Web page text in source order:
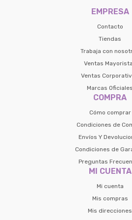
EMPRESA
Contacto
Tiendas
Trabaja con
Ventas
Ventas
Marcas Oficiales
COMPRA
Cómo comprar
Condiciones de
Envíos Y
Condiciones de
Preguntas
MI CUENTA
Mi cuenta
Mis compras
Mis direcciones
Continuar
Volver al
Seleccioná Pago